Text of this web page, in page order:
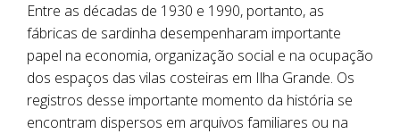
Entre as décadas de 1930 e 1990, portanto, as
fábricas de sardinha desempenharam importante
papel na economia, organização social e na ocupação
dos espaços das vilas costeiras em Ilha Grande. Os
registros desse importante momento da história se
encontram dispersos em arquivos familiares ou na